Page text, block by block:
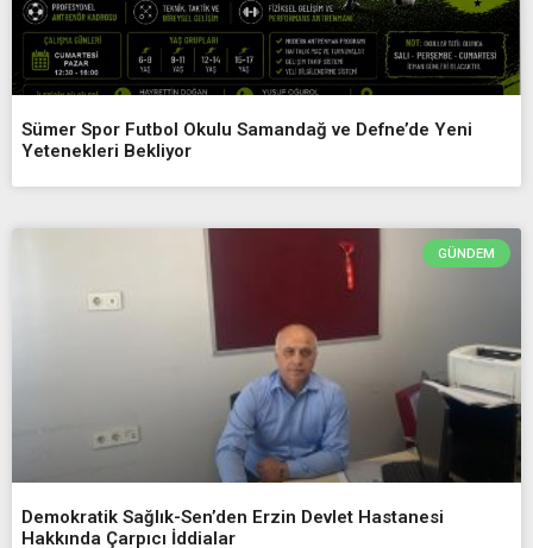
Sümer Spor Futbol Okulu Samandağ ve Defne’de Yeni
Yetenekleri Bekliyor
GÜNDEM
Demokratik Sağlık-Sen’den Erzin Devlet Hastanesi
Hakkında Çarpıcı İddialar